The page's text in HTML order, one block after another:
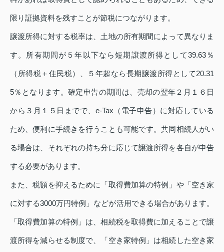
限り証拠資料を残すことが節税につながります。
譲渡所得に対する税率は、土地の所有期間によって異なりま
す。所有期間が５年以下なら短期譲渡所得として39.63％
（所得税＋住民税）、５年超なら長期譲渡所得として20.31
5％となります。確定申告の期間は、売却の翌年２月１６日
から３月１５日までで、e‑Tax（電子申告）に対応している
ため、便利に手続きを行うことも可能です。共同相続人がい
る場合は、それぞれの持ち分に応じて譲渡所得を各自が申告
する必要があります。
また、税額を抑えるために「取得費加算の特例」や「空き家
に対する3000万円特例」などが活用できる場合があります。
「取得費加算の特例」は、相続税を取得費に加えることで譲
渡所得を減らせる制度で、「空き家特例」は相続した空き家